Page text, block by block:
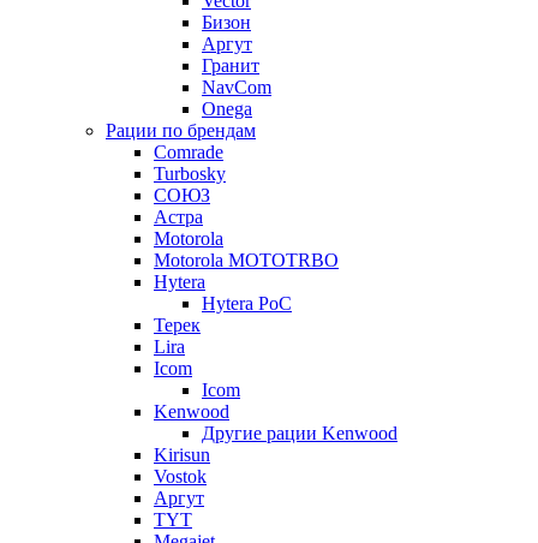
Бизон
Аргут
Гранит
NavCom
Onega
Рации по брендам
Comrade
Turbosky
СОЮЗ
Астра
Motorola
Motorola MOTOTRBO
Hytera
Hytera PoC
Терек
Lira
Icom
Icom
Kenwood
Другие рации Kenwood
Kirisun
Vostok
Аргут
TYT